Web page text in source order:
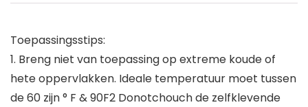
Toepassingsstips:
1. Breng niet van toepassing op extreme koude of
hete oppervlakken. Ideale temperatuur moet tussen
de 60 zijn ° F & 90F2 Donotchouch de zelfklevende